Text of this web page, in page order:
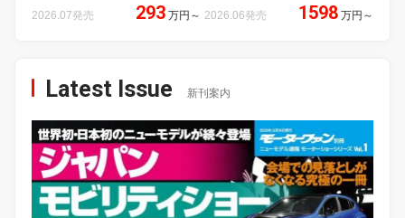
2026.07発売 293 万円 ～ 2026.06発売 1598 万円 ～
Latest Issue 新刊案内